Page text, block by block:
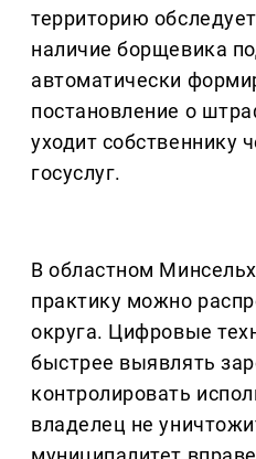
территорию
наличие борщевика
автоматически
постановление о
уходит собственнику
госуслуг.
В областном
практику можно
округа. Цифровые
быстрее выявлять
контролировать
владелец не